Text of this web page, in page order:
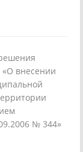
«О внесении
№ 344»